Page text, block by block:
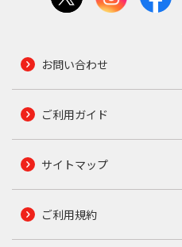
お問い合わせ
ご利用ガイド
サイトマップ
ご利用規約